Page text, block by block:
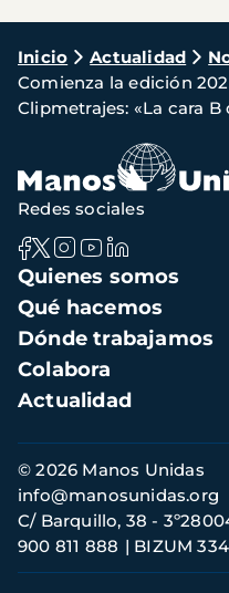
Ruta
de
navegación
Inicio Actualidad
Comienza la edición
Clipmetrajes: «La cara
Navegación
principal
Quienes somos
Qué hacemos
Dónde trabajamos
Colabora
Actualidad
Redes sociales
Información
de
contacto
© 2026 Manos Unidas
C/ Barquillo, 38 -
900 811 888
BIZUM
info@manosunidas.org